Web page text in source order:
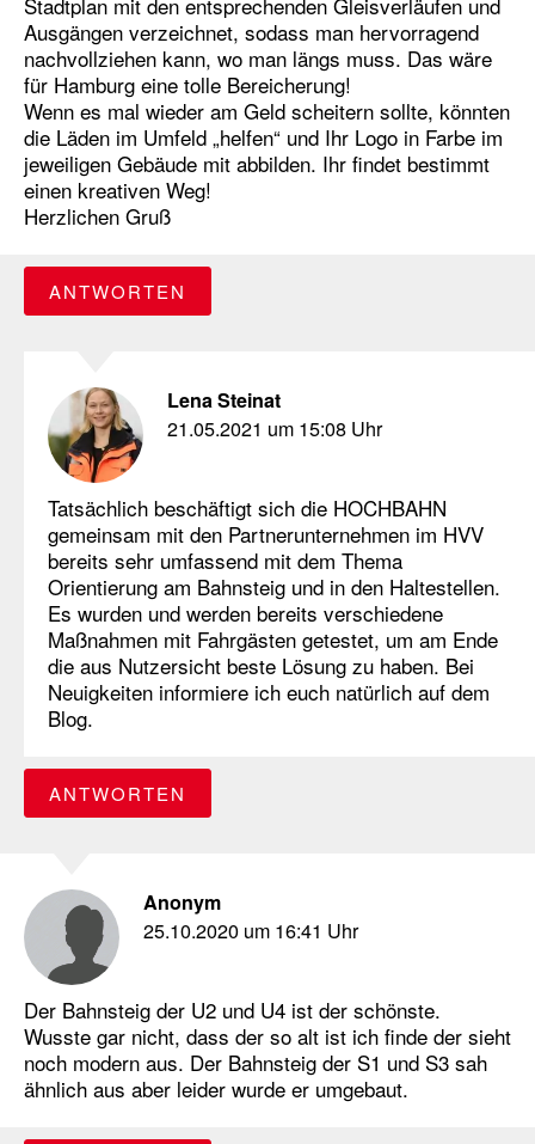
Ausgängen verzeichnet, sodass man hervorragend
nachvollziehen kann, wo man längs muss. Das wäre
für Hamburg eine tolle Bereicherung!
Wenn es mal wieder am Geld scheitern sollte, könnten
die Läden im Umfeld „helfen“ und Ihr Logo in Farbe im
jeweiligen Gebäude mit abbilden. Ihr findet bestimmt
einen kreativen Weg!
Herzlichen Gruß
ANTWORTEN
Lena Steinat
21.05.2021 um 15:08 Uhr
Tatsächlich beschäftigt sich die HOCHBAHN
gemeinsam mit den Partnerunternehmen im HVV
bereits sehr umfassend mit dem Thema
Orientierung am Bahnsteig und in den Haltestellen.
Es wurden und werden bereits verschiedene
Maßnahmen mit Fahrgästen getestet, um am Ende
die aus Nutzersicht beste Lösung zu haben. Bei
Neuigkeiten informiere ich euch natürlich auf dem
Blog.
ANTWORTEN
Anonym
25.10.2020 um 16:41 Uhr
Der Bahnsteig der U2 und U4 ist der schönste.
Wusste gar nicht, dass der so alt ist ich finde der sieht
noch modern aus. Der Bahnsteig der S1 und S3 sah
ähnlich aus aber leider wurde er umgebaut.